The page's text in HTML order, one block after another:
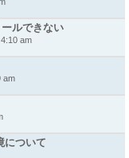
ルできない
am
am
について